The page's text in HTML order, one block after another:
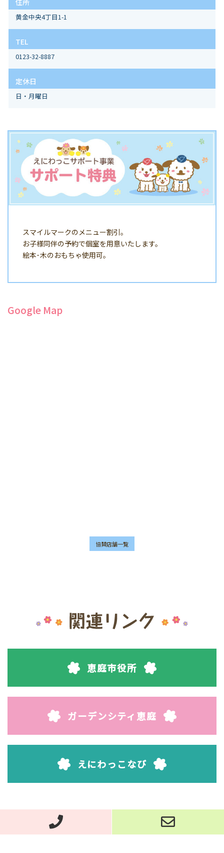
黄金中央4丁目1-1
TEL
0123-32-8887
定休日
日・月曜日
スマイルマークのメニュー割引。
お子様同伴の予約で個室を用意いたします。
絵本･木のおもちゃ使用可。
Google Map
協賛店舗一覧
恵庭市役所
ガーデンシティ恵庭
えにわっこなび